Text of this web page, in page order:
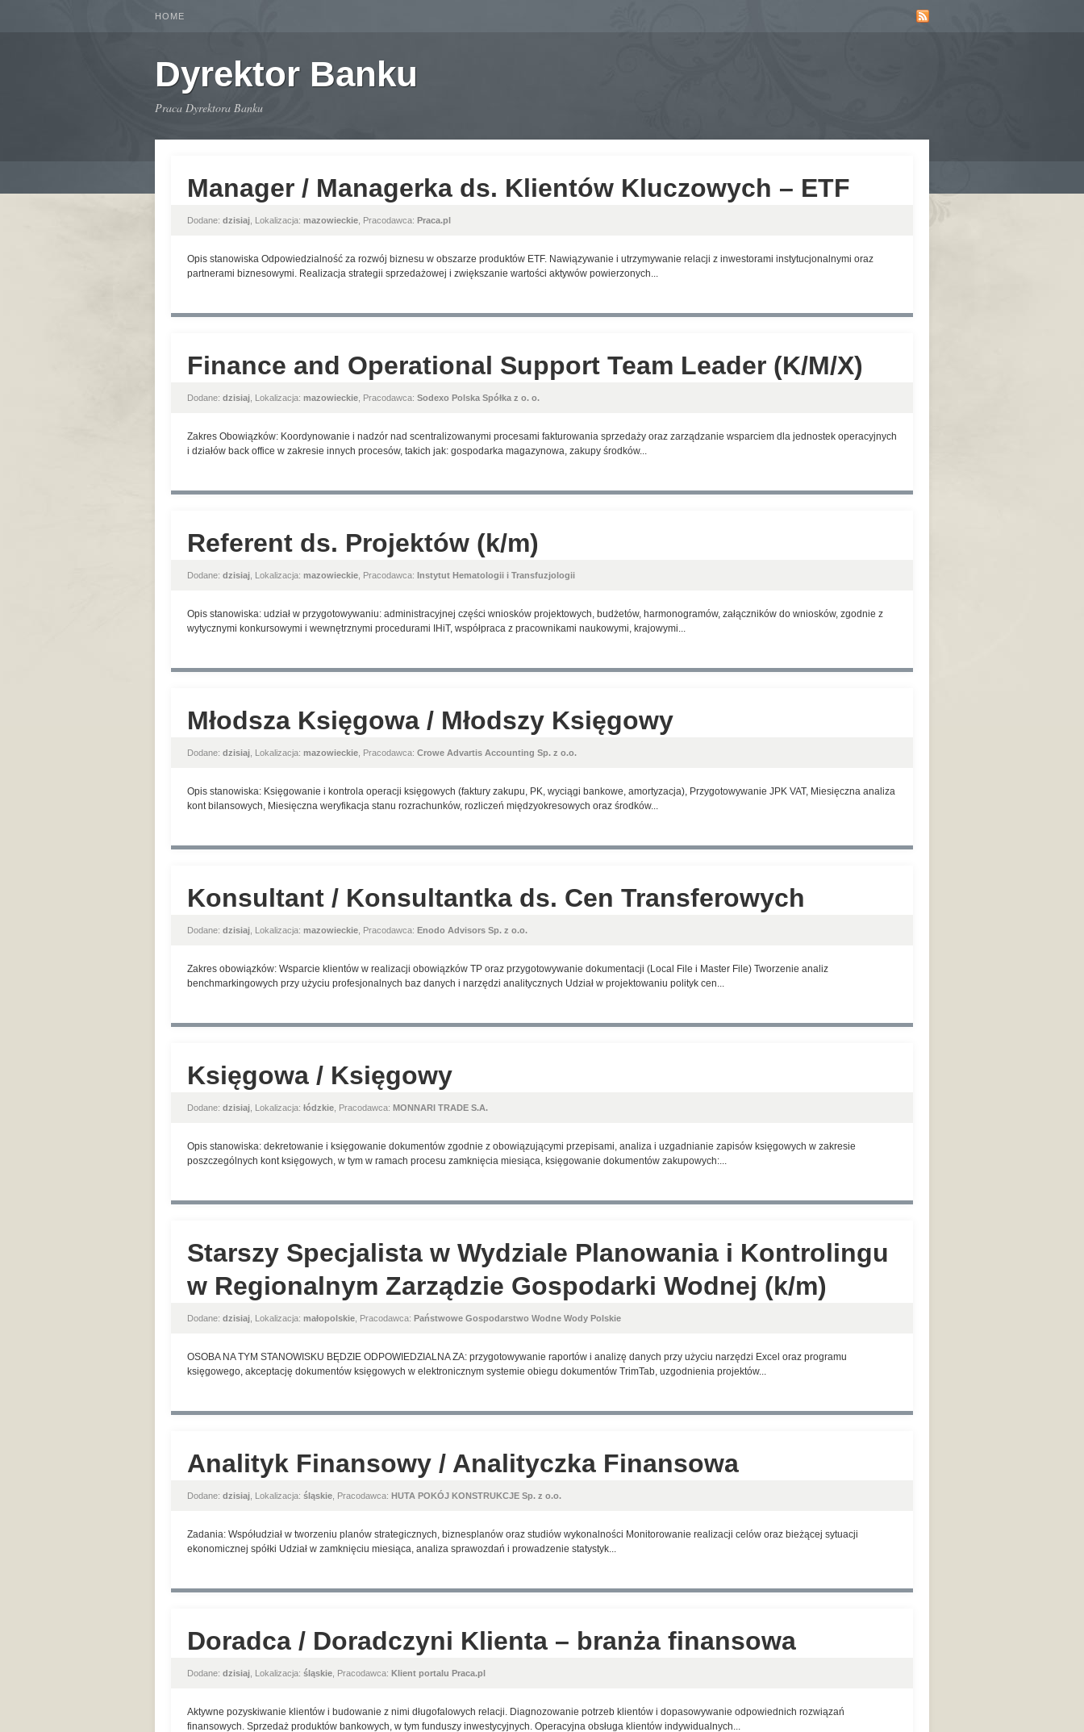
HOME
Dyrektor Banku
Praca Dyrektora Banku
Manager / Managerka ds. Klientów Kluczowych – ETF
Dodane: dzisiaj , Lokalizacja: mazowieckie , Pracodawca: Praca.pl
Opis stanowiska Odpowiedzialność za rozwój biznesu w obszarze produktów ETF. Nawiązywanie i utrzymywanie relacji z inwestorami instytucjonalnymi oraz
partnerami biznesowymi. Realizacja strategii sprzedażowej i zwiększanie wartości aktywów powierzonych...
Finance and Operational Support Team Leader (K/M/X)
Dodane: dzisiaj , Lokalizacja: mazowieckie , Pracodawca: Sodexo Polska Spółka z o. o.
Zakres Obowiązków: Koordynowanie i nadzór nad scentralizowanymi procesami fakturowania sprzedaży oraz zarządzanie wsparciem dla jednostek operacyjnych
i działów back office w zakresie innych procesów, takich jak: gospodarka magazynowa, zakupy środków...
Referent ds. Projektów (k/m)
Dodane: dzisiaj , Lokalizacja: mazowieckie , Pracodawca: Instytut Hematologii i Transfuzjologii
Opis stanowiska: udział w przygotowywaniu: administracyjnej części wniosków projektowych, budżetów, harmonogramów, załączników do wniosków, zgodnie z
wytycznymi konkursowymi i wewnętrznymi procedurami IHiT, współpraca z pracownikami naukowymi, krajowymi...
Młodsza Księgowa / Młodszy Księgowy
Dodane: dzisiaj , Lokalizacja: mazowieckie , Pracodawca: Crowe Advartis Accounting Sp. z o.o.
Opis stanowiska: Księgowanie i kontrola operacji księgowych (faktury zakupu, PK, wyciągi bankowe, amortyzacja), Przygotowywanie JPK VAT, Miesięczna analiza
kont bilansowych, Miesięczna weryfikacja stanu rozrachunków, rozliczeń międzyokresowych oraz środków...
Konsultant / Konsultantka ds. Cen Transferowych
Dodane: dzisiaj , Lokalizacja: mazowieckie , Pracodawca: Enodo Advisors Sp. z o.o.
Zakres obowiązków: Wsparcie klientów w realizacji obowiązków TP oraz przygotowywanie dokumentacji (Local File i Master File) Tworzenie analiz
benchmarkingowych przy użyciu profesjonalnych baz danych i narzędzi analitycznych Udział w projektowaniu polityk cen...
Księgowa / Księgowy
Dodane: dzisiaj , Lokalizacja: łódzkie , Pracodawca: MONNARI TRADE S.A.
Opis stanowiska: dekretowanie i księgowanie dokumentów zgodnie z obowiązującymi przepisami, analiza i uzgadnianie zapisów księgowych w zakresie
poszczególnych kont księgowych, w tym w ramach procesu zamknięcia miesiąca, księgowanie dokumentów zakupowych:...
Starszy Specjalista w Wydziale Planowania i Kontrolingu
w Regionalnym Zarządzie Gospodarki Wodnej (k/m)
Dodane: dzisiaj , Lokalizacja: małopolskie , Pracodawca: Państwowe Gospodarstwo Wodne Wody Polskie
OSOBA NA TYM STANOWISKU BĘDZIE ODPOWIEDZIALNA ZA: przygotowywanie raportów i analizę danych przy użyciu narzędzi Excel oraz programu
księgowego, akceptację dokumentów księgowych w elektronicznym systemie obiegu dokumentów TrimTab, uzgodnienia projektów...
Analityk Finansowy / Analityczka Finansowa
Dodane: dzisiaj , Lokalizacja: śląskie , Pracodawca: HUTA POKÓJ KONSTRUKCJE Sp. z o.o.
Zadania: Współudział w tworzeniu planów strategicznych, biznesplanów oraz studiów wykonalności Monitorowanie realizacji celów oraz bieżącej sytuacji
ekonomicznej spółki Udział w zamknięciu miesiąca, analiza sprawozdań i prowadzenie statystyk...
Doradca / Doradczyni Klienta – branża finansowa
Dodane: dzisiaj , Lokalizacja: śląskie , Pracodawca: Klient portalu Praca.pl
Aktywne pozyskiwanie klientów i budowanie z nimi długofalowych relacji. Diagnozowanie potrzeb klientów i dopasowywanie odpowiednich rozwiązań
finansowych. Sprzedaż produktów bankowych, w tym funduszy inwestycyjnych. Operacyjna obsługa klientów indywidualnych...